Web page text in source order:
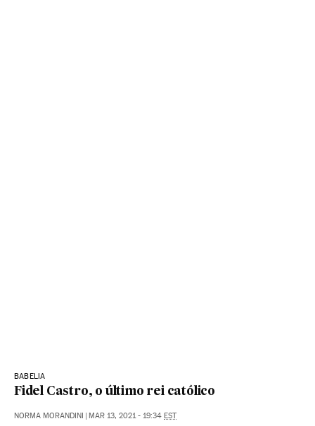
BABELIA
Fidel Castro, o último rei católico
NORMA MORANDINI MAR 13, 2021 - 19:34 EST